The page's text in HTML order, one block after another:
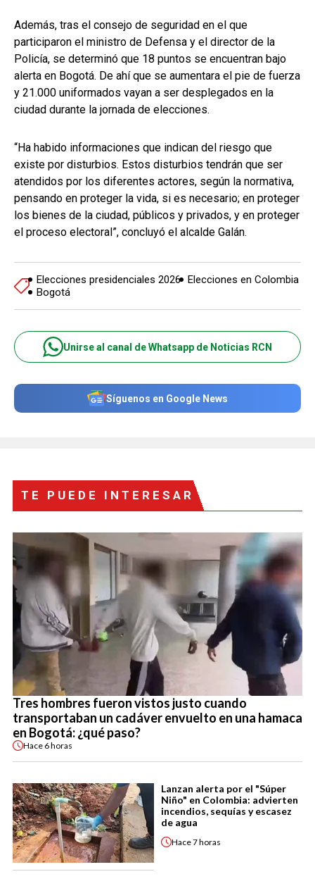
Además, tras el consejo de seguridad en el que
participaron el ministro de Defensa y el director de la
Policía, se determinó que 18 puntos se encuentran bajo
alerta en Bogotá. De ahí que se aumentara el pie de fuerza
y 21.000 uniformados vayan a ser desplegados en la
ciudad durante la jornada de elecciones.
“Ha habido informaciones que indican del riesgo que
existe por disturbios. Estos disturbios tendrán que ser
atendidos por los diferentes actores, según la normativa,
pensando en proteger la vida, si es necesario; en proteger
los bienes de la ciudad, públicos y privados, y en proteger
el proceso electoral”, concluyó el alcalde Galán.
Elecciones presidenciales 2026 Elecciones en Colombia
Bogotá
Unirse al canal de Whatsapp de Noticias RCN
Síguenos en Google News
TE PUEDE INTERESAR
Tres hombres fueron vistos justo cuando
transportaban un cadáver envuelto en una hamaca
en Bogotá: ¿qué paso?
Hace 6 horas
Lanzan alerta por el "Súper
Niño" en Colombia: advierten
incendios, sequías y escasez
de agua
Hace7 horas